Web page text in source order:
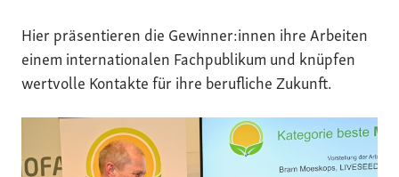
Hier präsentieren die Gewinner:innen ihre Arbeiten
einem internationalen Fachpublikum und knüpfen
wertvolle Kontakte für ihre berufliche Zukunft.